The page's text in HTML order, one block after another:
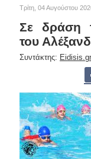
Τρίτη, 04 Αυγούστου
Σε δράση
του
Συντάκτης: Eidisis.gr